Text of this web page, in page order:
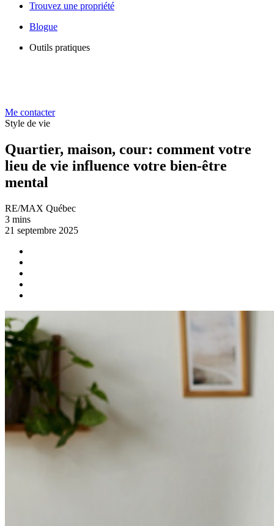
Trouvez une propriété
Blogue
Outils pratiques
Me contacter
Style de vie
Quartier, maison, cour: comment votre
lieu de vie influence votre bien-être
mental
RE/MAX Québec
3 mins
21 septembre 2025